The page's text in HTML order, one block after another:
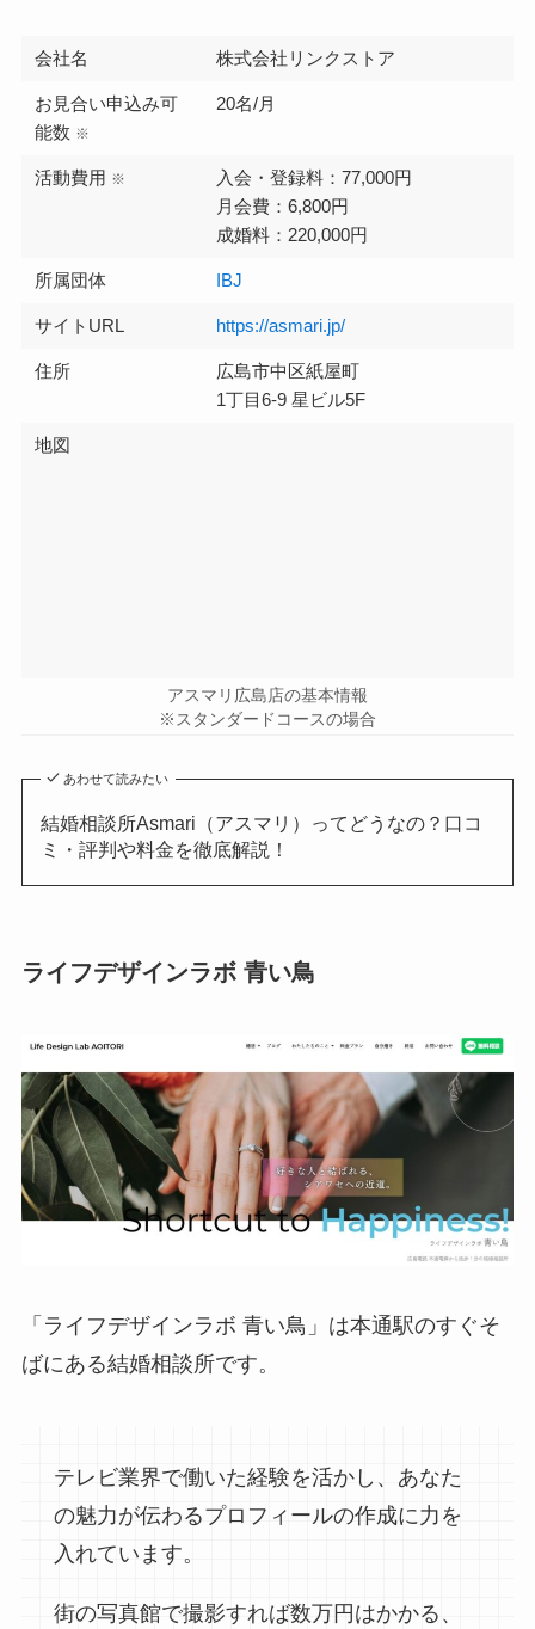
会社名 株式会社リンクストア
お見合い申込み可
能数 ※
20名/月
活動費用 ※
入会・登録料：77,000円
月会費：6,800円
成婚料：220,000円
所属団体 IBJ
サイトURL https://asmari.jp/
住所
広島市中区紙屋町
1丁目6-9 星ビル5F
地図
アスマリ広島店の基本情報
※スタンダードコースの場合
あわせて読みたい
結婚相談所Asmari（アスマリ）ってどうなの？口コ
ミ・評判や料金を徹底解説！
ライフデザインラボ 青い鳥
「ライフデザインラボ 青い鳥」は本通駅のすぐそ
ばにある結婚相談所です。
テレビ業界で働いた経験を活かし、あなた
の魅力が伝わるプロフィールの作成に力を
入れています。
街の写真館で撮影すれば数万円はかかる、